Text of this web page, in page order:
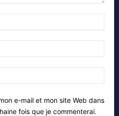
:*
web:
e-mail et mon site Web dans
fois que je commenterai.